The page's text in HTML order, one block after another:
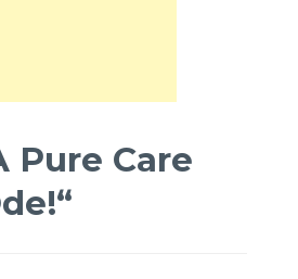
Pure Care
“